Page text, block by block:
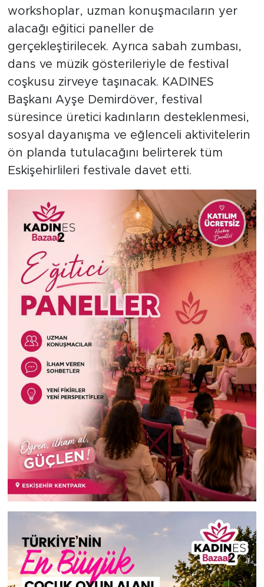
workshoplar, uzman konuşmacıların yer
alacağı eğitici paneller de
gerçekleştirilecek. Ayrıca sabah zumbası,
dans ve müzik gösterileriyle de festival
coşkusu zirveye taşınacak. KADINES
Başkanı Ayşe Demirdöver, festival
süresince üretici kadınların desteklenmesi,
sosyal dayanışma ve eğlenceli aktivitelerin
ön planda tutulacağını belirterek tüm
Eskişehirlileri festivale davet etti.